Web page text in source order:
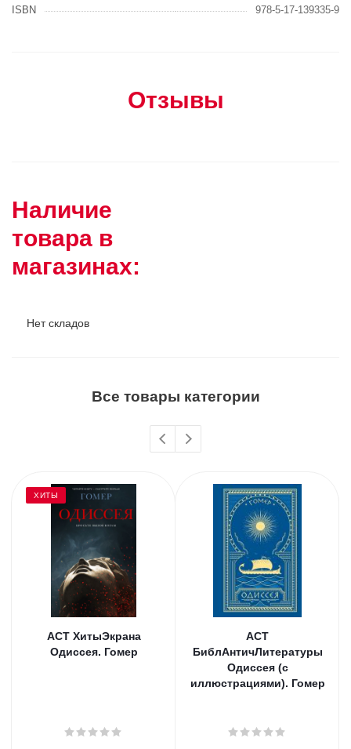
ISBN
978-5-17-139335-9
Отзывы
Наличие
товара в
магазинах:
Нет складов
Все товары категории
ХИТЫ
АСТ ХитыЭкрана
Одиссея. Гомер
АСТ
БиблАнтичЛитературы
Одиссея (с
иллюстрациями). Гомер